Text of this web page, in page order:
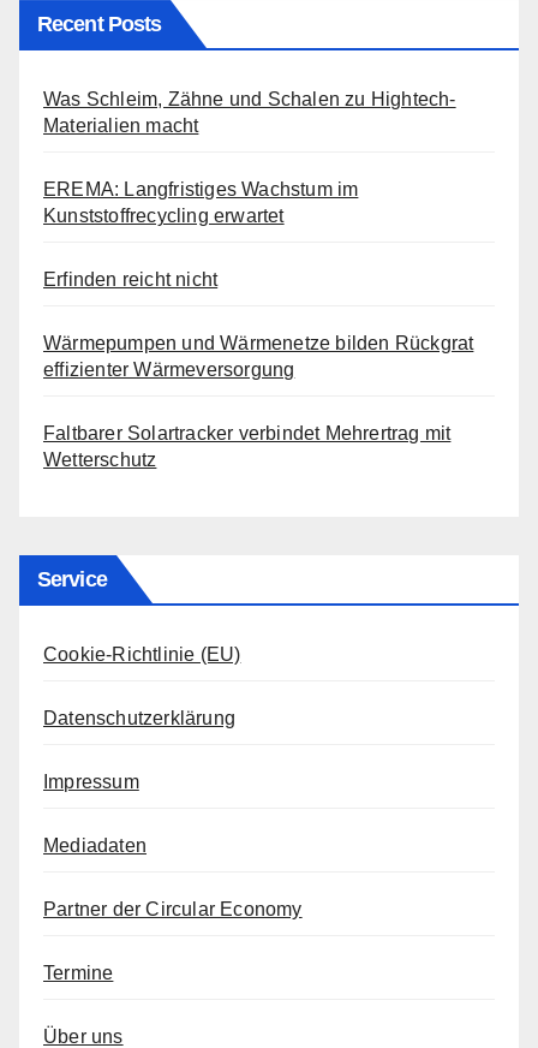
Recent Posts
Was Schleim, Zähne und Schalen zu Hightech-
Materialien macht
EREMA: Langfristiges Wachstum im
Kunststoffrecycling erwartet
Erfinden reicht nicht
Wärmepumpen und Wärmenetze bilden Rückgrat
effizienter Wärmeversorgung
Faltbarer Solartracker verbindet Mehrertrag mit
Wetterschutz
Service
Cookie-Richtlinie (EU)
Datenschutzerklärung
Impressum
Mediadaten
Partner der Circular Economy
Termine
Über uns